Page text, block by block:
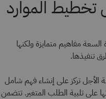
الموارد
مفاهيم متمايزة ولكنها
تنفيذها.
الأجل تركز على إنشاء فهم شامل
على تلبية الطلب المتغير. تتضمن